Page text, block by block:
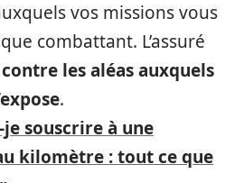
vos missions vous
combattant. L’assuré
contre les aléas auxquels
.
je souscrire à une
kilomètre : tout ce que